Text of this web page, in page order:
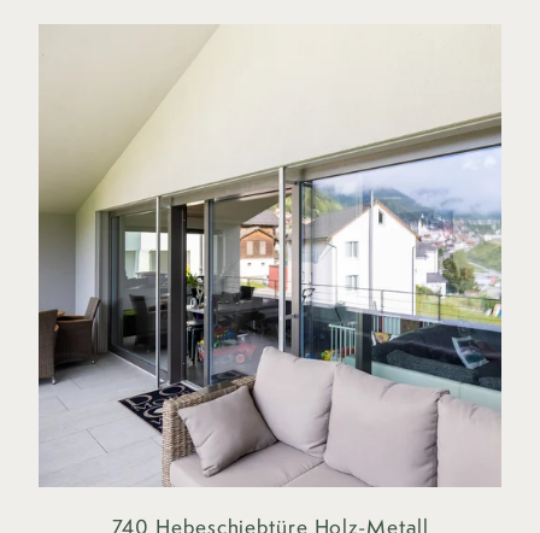
740 Hebeschiebtüre Holz-Metall